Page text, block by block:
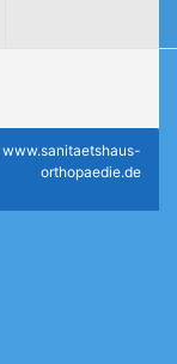
www.sanitaetshaus-
orthopaedie.de